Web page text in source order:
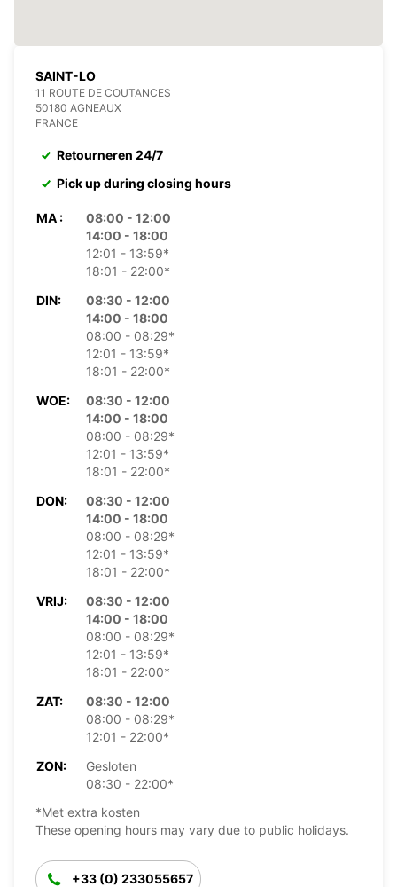
SAINT-LO
11 ROUTE DE COUTANCES
50180 AGNEAUX
FRANCE
Retourneren 24/7
Pick up during closing hours
MA :
08:00 - 12:00
14:00 - 18:00
12:01 - 13:59*
18:01 - 22:00*
DIN:
08:30 - 12:00
14:00 - 18:00
08:00 - 08:29*
12:01 - 13:59*
18:01 - 22:00*
WOE:
08:30 - 12:00
14:00 - 18:00
08:00 - 08:29*
12:01 - 13:59*
18:01 - 22:00*
DON:
08:30 - 12:00
14:00 - 18:00
08:00 - 08:29*
12:01 - 13:59*
18:01 - 22:00*
VRIJ:
08:30 - 12:00
14:00 - 18:00
08:00 - 08:29*
12:01 - 13:59*
18:01 - 22:00*
ZAT:
08:30 - 12:00
08:00 - 08:29*
12:01 - 22:00*
ZON:
Gesloten
08:30 - 22:00*
*Met extra kosten
These opening hours may vary due to public holidays.
+33 (0) 233055657